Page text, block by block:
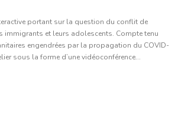
portant sur la question du conflit de
immigrants et leurs adolescents. Compte tenu
engendrées par la propagation du COVID-
sous la forme d’une vidéoconférence...